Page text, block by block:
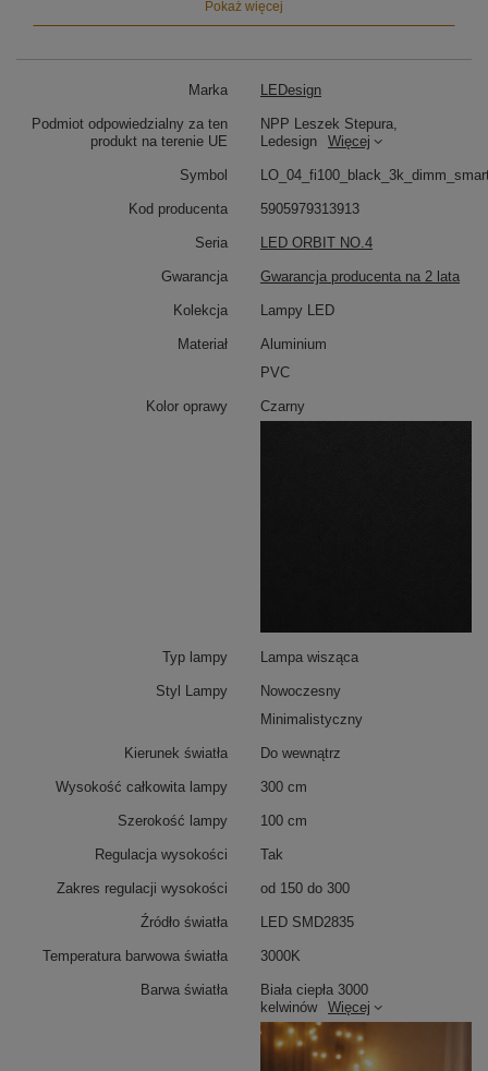
Efektowna kompozycja czterech obręczy LED
łączy funkcjonalność i estetykę. Cztery ringi o
kompozycję, doskonale podkreślającą charakter
stołem w jadalni, w przestronnym salonie czy jako
Zintegrowane moduły LED emitują ciepłe światło 3000K,
które tworzy przyjemny i relaksujący nastrój. Czarna
Orbit No.4 równomiernie rozprasza światło, a uszczelka
PVC eliminuje efekt olśnienia. To idealne rozwiązanie do
Pokaż więcej
Marka LEDesign
Podmiot odpowiedzialny za ten
produkt na terenie UE
NPP Leszek Stepura,
Ledesign
Więcej
Symbol
Kod producenta 5905979313913
Seria LED ORBIT NO.4
Gwarancja Gwarancja producenta na 2 lata
Kolekcja Lampy LED
Materiał
Aluminium
PVC
Kolor oprawy Czarny
Typ lampy Lampa wisząca
Styl Lampy
Nowoczesny
Minimalistyczny
Kierunek światła Do wewnątrz
Wysokość całkowita lampy 300 cm
Szerokość lampy 100 cm
Regulacja wysokości Tak
Zakres regulacji wysokości od 150 do 300
Źródło światła LED SMD2835
Temperatura barwowa światła 3000K
Barwa światła
Biała ciepła 3000
kelwinów
Więcej